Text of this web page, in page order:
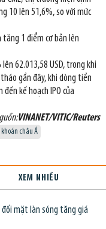
10 lên 51,6%, so với mức
tăng 1 điểm cơ bản lên
62.013,58 USD, trong khi
gần đây, khi dòng tiền
đến kế hoạch IPO của
VINANET/VITIC/Reuters
châu Á
XEM NHIỀU
đối mặt làn sóng tăng giá